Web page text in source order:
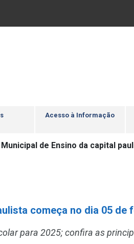
sítio)
Acesso à Informação
de Ensino da capital
começa no dia 05 de
para 2025; confira as